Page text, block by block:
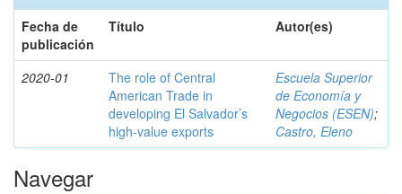
Fecha de
publicación
Título Autor(es)
2020-01
The role of Central
American Trade in
developing El Salvador’s
high-value exports
Escuela Superior
de Economía y
Negocios (ESEN);
Castro, Eleno
Navegar